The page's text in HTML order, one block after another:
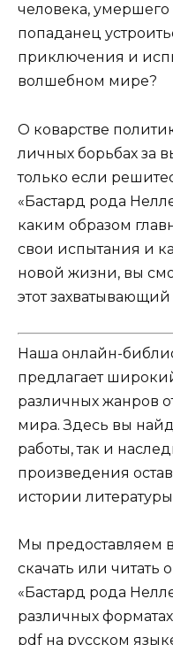
человека,
попаданец
приключения и
волшебном мире?
О коварстве
личных борьбах за
только если
«Бастард рода
каким образом
свои испытания и
новой жизни, вы
этот
Наша онлайн-
предлагает
различных жанров
мира. Здесь вы
работы, так и
произведения
истории
Мы предоставляем
скачать или читать
«Бастард рода
различных
pdf на русском